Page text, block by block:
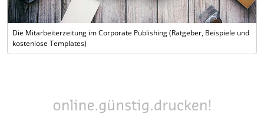
Die Mitarbeiterzeitung im Corporate Publishing (Ratgeber, Beispiele und
kostenlose Templates)